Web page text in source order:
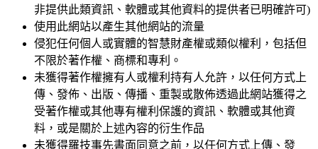
非提供此類資訊、軟體或其他資料的提供者已明確許可)
使用此網站以產生其他網站的流量
侵犯任何個人或實體的智慧財產權或類似權利，包括但
不限於著作權、商標和專利。
未獲得著作權擁有人或權利持有人允許，以任何方式上
傳、發佈、出版、傳播、重製或散佈透過此網站獲得之
受著作權或其他專有權利保護的資訊、軟體或其他資
料，或是關於上述內容的衍生作品
未獲得羅技事先書面同意之前，以任何方式上傳、發